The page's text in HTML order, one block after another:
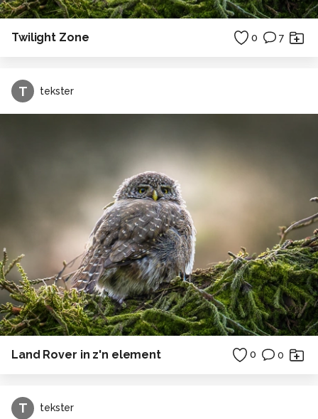
Twilight Zone 0 7
T tekster
Land Rover in z'n element 0 0
T tekster